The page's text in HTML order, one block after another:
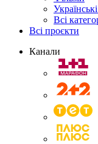
Всі
Всі проєкти
Канали